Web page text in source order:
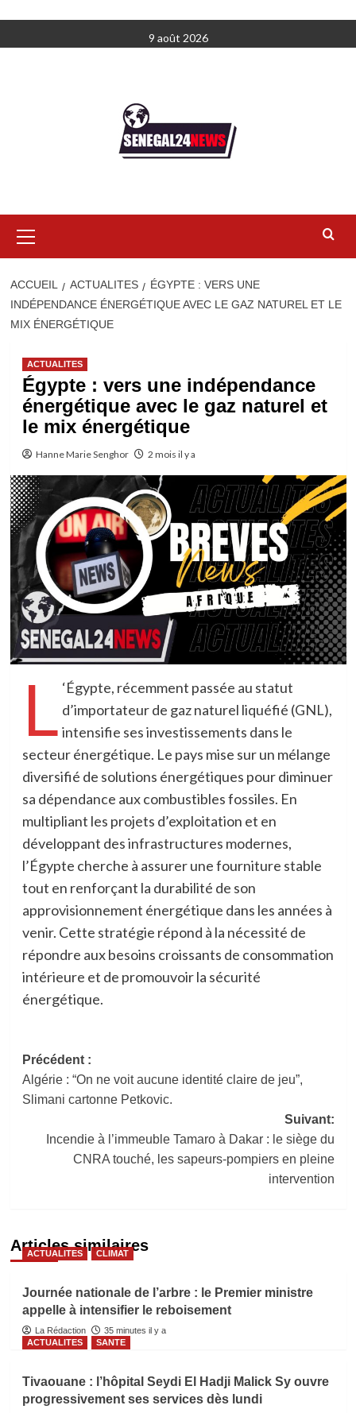
au
9 août 2026
principal
ACCUEIL ACTUALITES
ÉGYPTE : VERS UNE
INDÉPENDANCE ÉNERGÉTIQUE AVEC LE GAZ NATUREL ET LE
MIX ÉNERGÉTIQUE
ACTUALITES
Égypte : vers une indépendance
énergétique avec le gaz naturel et
le mix énergétique
Hanne Marie Senghor 2 mois il y a
L ‘Égypte, récemment passée au statut
d’importateur de gaz naturel liquéfié (GNL),
intensifie ses investissements dans le
secteur énergétique. Le pays mise sur un mélange
diversifié de solutions énergétiques pour diminuer
sa dépendance aux combustibles fossiles. En
multipliant les projets d’exploitation et en
développant des infrastructures modernes,
l’Égypte cherche à assurer une fourniture stable
tout en renforçant la durabilité de son
approvisionnement énergétique dans les années à
venir. Cette stratégie répond à la nécessité de
répondre aux besoins croissants de consommation
intérieure et de promouvoir la sécurité
énergétique.
Navigation
d’article
Précédent :
Algérie : “On ne voit aucune identité claire de jeu”,
Slimani cartonne Petkovic.
Suivant:
Incendie à l’immeuble Tamaro à Dakar : le siège du
CNRA touché, les sapeurs-pompiers en pleine
intervention
Articles similaires
ACTUALITES CLIMAT
Journée nationale de l’arbre : le Premier ministre
appelle à intensifier le reboisement
La Rédaction
35 minutes il y a
ACTUALITES
SANTE
Tivaouane : l’hôpital Seydi El Hadji Malick Sy ouvre
progressivement ses services dès lundi